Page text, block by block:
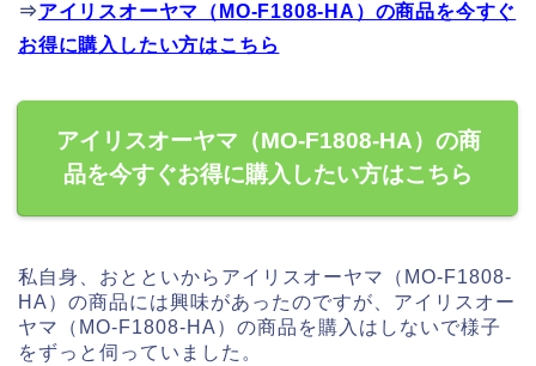
⇒アイリスオーヤマ（MO-F1808-HA）の商品を今すぐ
お得に購入したい方はこちら
アイリスオーヤマ（MO-F1808-HA）の商
品を今すぐお得に購入したい方はこちら
私自身、おとといからアイリスオーヤマ（MO-F1808-
HA）の商品には興味があったのですが、アイリスオー
ヤマ（MO-F1808-HA）の商品を購入はしないで様子
をずっと伺っていました。